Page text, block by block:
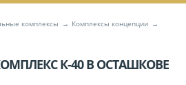
комплексы
Комплексы концепции
К-40 В ОСТАШКОВЕ